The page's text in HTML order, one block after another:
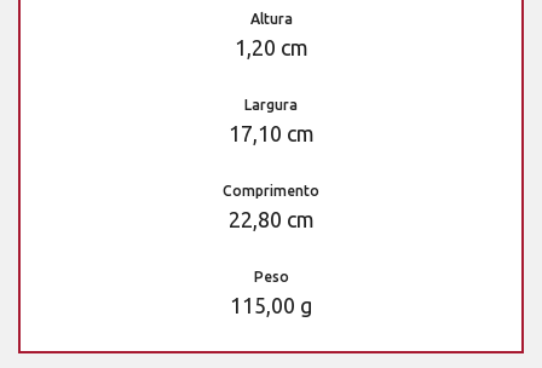
Altura
1,20 cm
Largura
17,10 cm
Comprimento
22,80 cm
Peso
115,00 g